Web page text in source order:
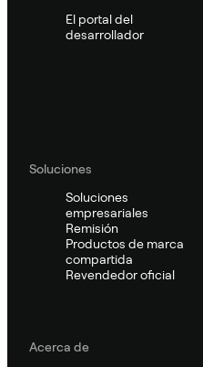
El portal del
desarrollador
Soluciones
Soluciones
empresariales
Remisión
Productos de marca
compartida
Revendedor oficial
Acerca de